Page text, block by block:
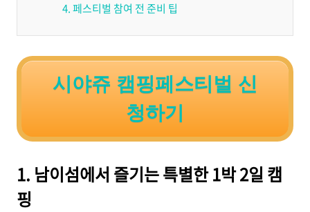
4. 페스티벌 참여 전 준비 팁
시야쥬 캠핑페스티벌 신
청하기
1. 남이섬에서 즐기는 특별한 1박 2일 캠
핑